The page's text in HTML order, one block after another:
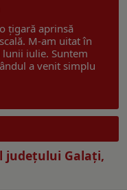
țigară aprinsă
M-am uitat în
lunii iulie. Suntem
a venit simplu
judeţului Galaţi,